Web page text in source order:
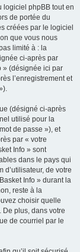
logiciel phpBB tout en
de portée du
créées par le logiciel
que vous nous
limité à : la
ci-après par
» (désignée ici par
l’enregistrement et
(désigné ci-après
utilisé pour la
de passe »), et
par « votre
Info » sont
dans le pays qui
d’utilisateur, de votre
Info » durant la
reste à la
choisir quelle
plus, dans votre
de courriel par le